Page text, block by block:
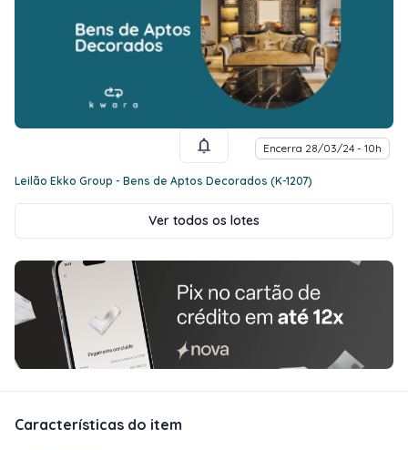
Encerra 28/03/24 - 10h
Leilão Ekko Group - Bens de Aptos Decorados (K-1207)
Ver todos os lotes
Características do item